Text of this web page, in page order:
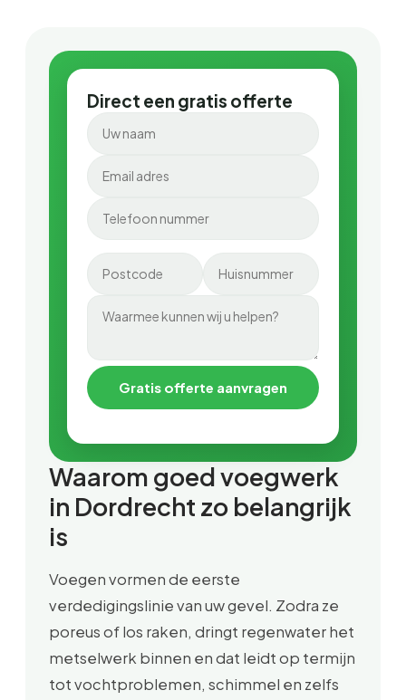
Direct een gratis offerte
Gratis offerte aanvragen
Waarom goed voegwerk
in Dordrecht zo belangrijk
is
Voegen vormen de eerste
verdedigingslinie van uw gevel. Zodra ze
poreus of los raken, dringt regenwater het
metselwerk binnen en dat leidt op termijn
tot vochtproblemen, schimmel en zelfs